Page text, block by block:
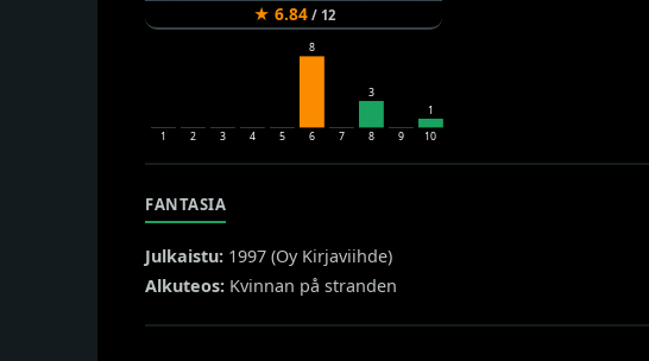
★ 6.84/ 12
1 2 3 4 5
8
6 7
3
8 9
1
10
FANTASIA
Julkaistu: 1997 (Oy Kirjaviihde)
Alkuteos: Kvinnan på stranden